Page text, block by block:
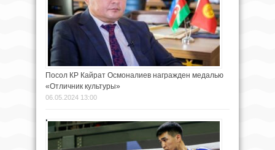
Посол КР Кайрат Осмоналиев награжден медалью
«Отличник культуры»
06.05.2024 13:00